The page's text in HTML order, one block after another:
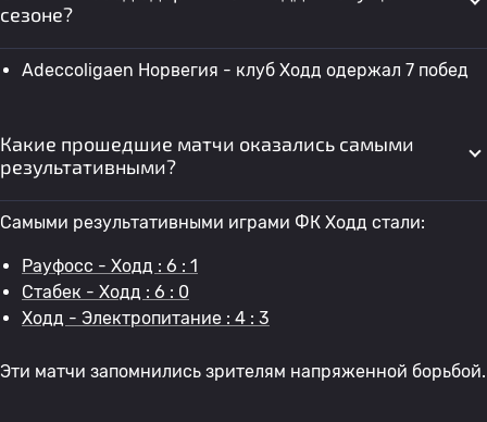
сезоне?
Adeccoligaen Норвегия - клуб Ходд одержал 7 побед
Какие прошедшие матчи оказались самыми
результативными?
Самыми результативными играми ФК Ходд стали:
Рауфосс - Ходд : 6 : 1
Стабек - Ходд : 6 : 0
Ходд - Электропитание : 4 : 3
Эти матчи запомнились зрителям напряженной борьбой.